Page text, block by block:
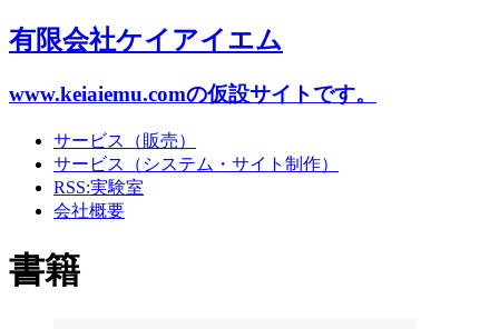
有限会社ケイアイエム
www.keiaiemu.comの仮設サイトです。
サービス（販売）
サービス（システム・サイト制作）
RSS:実験室
会社概要
書籍